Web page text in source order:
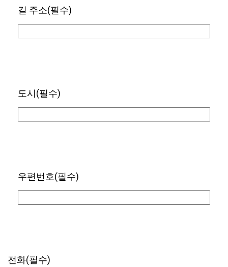
길 주소(필수)
도시(필수)
우편번호(필수)
전화(필수)